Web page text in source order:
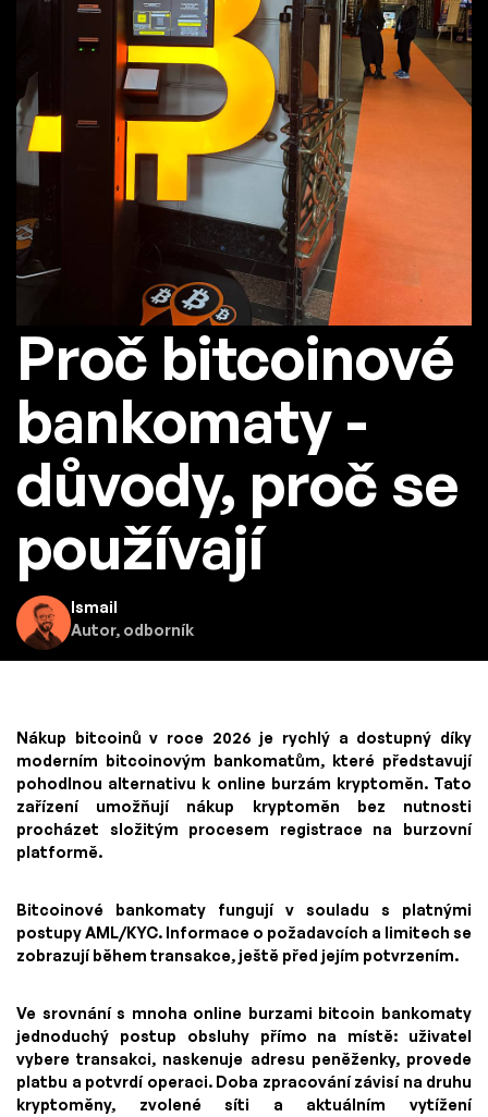
Proč bitcoinové
bankomaty -
důvody, proč se
používají
Ismail
Autor, odborník
Nákup bitcoinů v roce 2026 je rychlý a dostupný díky
moderním bitcoinovým bankomatům, které představují
pohodlnou alternativu k online burzám kryptoměn. Tato
zařízení umožňují nákup kryptoměn bez nutnosti
procházet složitým procesem registrace na burzovní
platformě.
Bitcoinové bankomaty fungují v souladu s platnými
postupy AML/KYC. Informace o požadavcích a limitech se
zobrazují během transakce, ještě před jejím potvrzením.
Ve srovnání s mnoha online burzami bitcoin bankomaty
jednoduchý postup obsluhy přímo na místě: uživatel
vybere transakci, naskenuje adresu peněženky, provede
platbu a potvrdí operaci. Doba zpracování závisí na druhu
kryptoměny, zvolené síti a aktuálním vytížení